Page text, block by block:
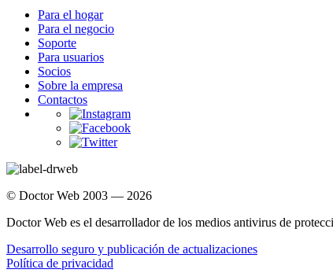
Para el hogar
Para el negocio
Soporte
Para usuarios
Socios
Sobre la empresa
Contactos
© Doctor Web 2003 — 2026
Doctor Web es el desarrollador de los medios antivirus de
Desarrollo seguro y publicación de actualizaciones
Política de privacidad